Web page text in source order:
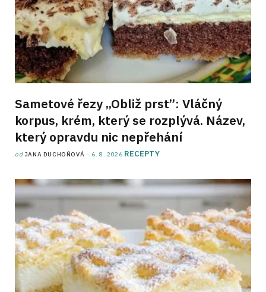
Sametové řezy „Obliž prst”: Vláčný
korpus, krém, který se rozplývá. Název,
který opravdu nic nepřehání
od JANA DUCHOŇOVÁ 6. 8. 2026 RECEPTY